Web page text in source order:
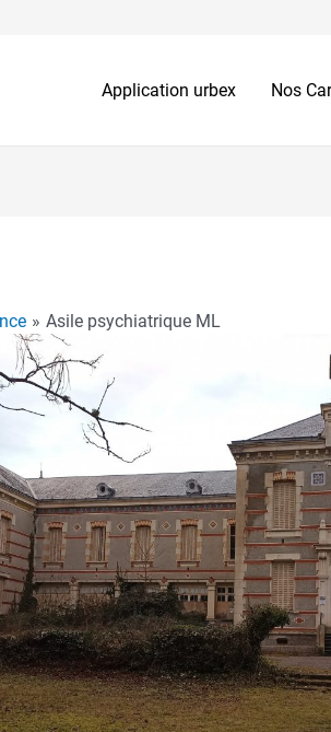
Application urbex
Nos
Asile psychiatrique ML